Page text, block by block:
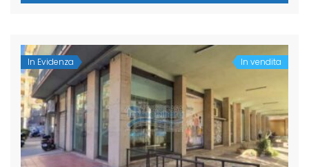
In Evidenza In vendita